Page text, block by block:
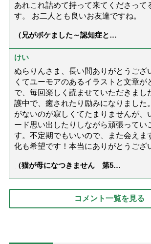
あれこれ詰めて持って来てくださって
す。 お二人とも良いお友達ですね。
（兄がボケました～認知症と介
達』が届きました」）
けい
ぬらりんさま、長い間ありがとうござ
くてユーモアのあるイラストと文章が
で、毎回楽しく読ませていただきまし
護中で、癒されたり励みになりました
がないのが寂しくてたまりませんが、
ード思い出したりしながら頑張ってい
す。不定期でもいいので、また会えま
化も希望です！本当にありがとうござ
（猫が母になつきません 第500
コメント一覧を見る